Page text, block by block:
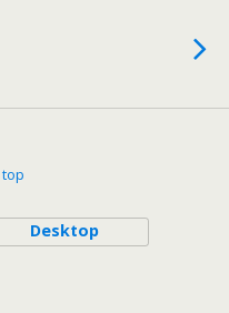
Desktop